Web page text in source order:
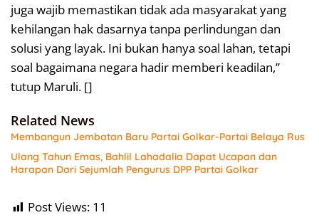
juga wajib memastikan tidak ada masyarakat yang
kehilangan hak dasarnya tanpa perlindungan dan
solusi yang layak. Ini bukan hanya soal lahan, tetapi
soal bagaimana negara hadir memberi keadilan,”
tutup Maruli. []
Related News
Membangun Jembatan Baru Partai Golkar-Partai Belaya Rus
Ulang Tahun Emas, Bahlil Lahadalia Dapat Ucapan dan
Harapan Dari Sejumlah Pengurus DPP Partai Golkar
Post Views: 11